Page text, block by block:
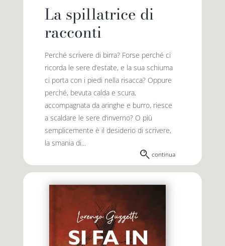
La spillatrice di
racconti
Perché scrivere di birra? Forse perché ci
ricorda le sere d’estate, e la sua schiuma
ci porta con i piedi nella risacca? Oppure
perché, bevuta calda e scura,
accompagnata da arin­ghe e burro, riesce
a scaldare le sere d’inverno? O più
semplicemente è il desiderio di scrivere,
la smania di...
continua